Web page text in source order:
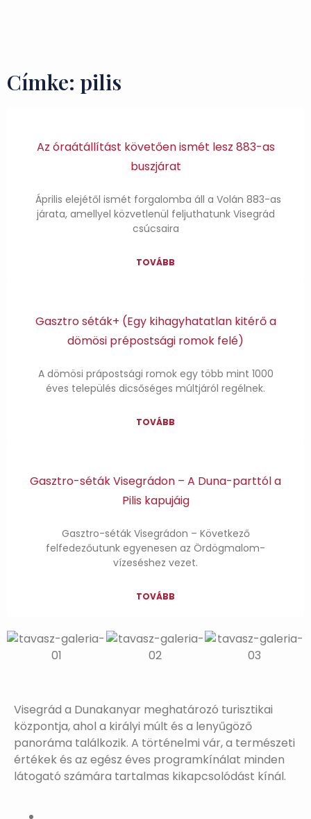
Címke: pilis
Az óraátállítást követően ismét lesz 883-as
buszjárat
Április elejétől ismét forgalomba áll a Volán 883-as
járata, amellyel közvetlenül feljuthatunk Visegrád
csúcsaira
TOVÁBB
Gasztro séták+ (Egy kihagyhatatlan kitérő a
dömösi prépostsági romok felé)
A dömösi prápostsági romok egy több mint 1000
éves település dicsőséges múltjáról regélnek.
TOVÁBB
Gasztro-séták Visegrádon – A Duna-parttól a
Pilis kapujáig
Gasztro-séták Visegrádon – Következő
felfedezőutunk egyenesen az Ördögmalom-
vízeséshez vezet.
TOVÁBB
Visegrád a Dunakanyar meghatározó turisztikai
központja, ahol a királyi múlt és a lenyűgöző
panoráma találkozik. A történelmi vár, a természeti
értékek és az egész éves programkínálat minden
látogató számára tartalmas kikapcsolódást kínál.